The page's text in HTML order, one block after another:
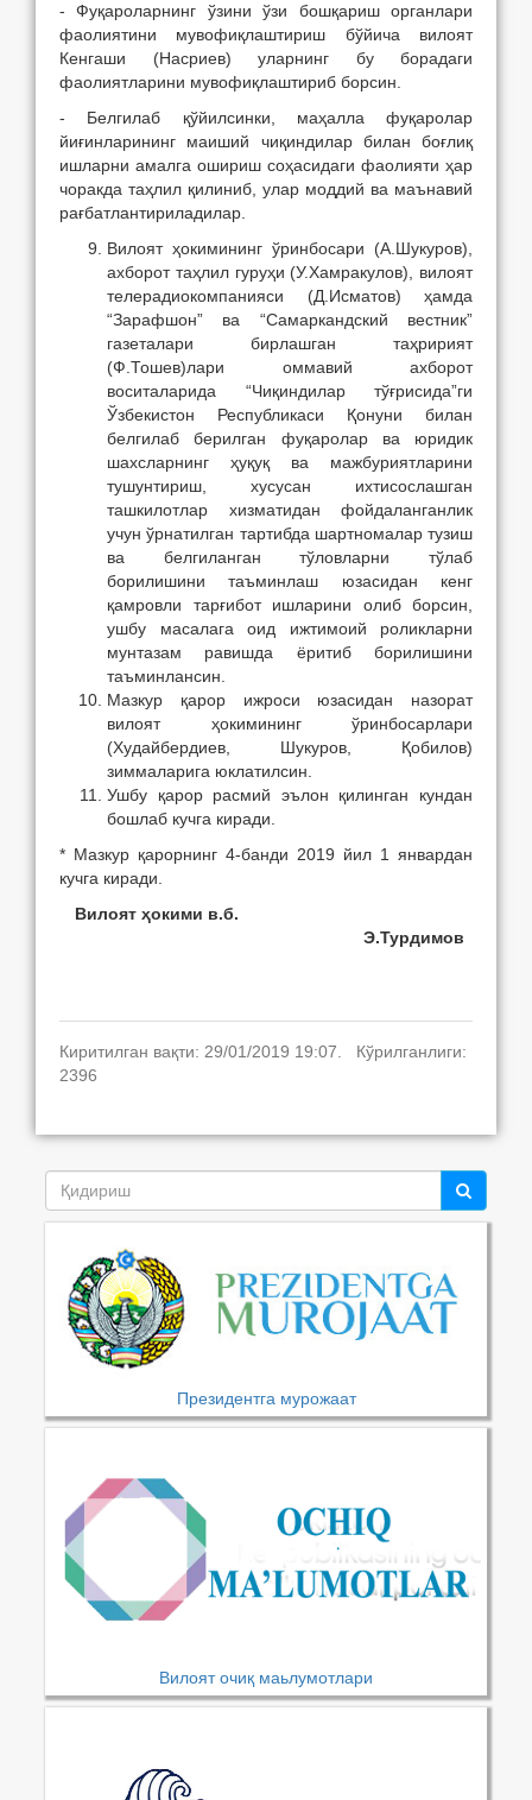
- Фуқароларнинг ўзини ўзи бошқариш органлари
фаолиятини мувофиқлаштириш бўйича вилоят
Кенгаши (Насриев) уларнинг бу борадаги
фаолиятларини мувофиқлаштириб борсин.
- Белгилаб қўйилсинки, маҳалла фуқаролар
йиғинларининг маиший чиқиндилар билан боғлиқ
ишларни амалга ошириш соҳасидаги фаолияти ҳар
чоракда таҳлил қилиниб, улар моддий ва маънавий
рағбатлантириладилар.
Вилоят ҳокимининг ўринбосари (А.Шукуров),
ахборот таҳлил гуруҳи (У.Хамракулов), вилоят
телерадиокомпанияси (Д.Исматов) ҳамда
“Зарафшон” ва “Самаркандский вестник”
газеталари бирлашган таҳририят
(Ф.Тошев)лари оммавий ахборот
воситаларида “Чиқиндилар тўғрисида”ги
Ўзбекистон Республикаси Қонуни билан
белгилаб берилган фуқаролар ва юридик
шахсларнинг ҳуқуқ ва мажбуриятларини
тушунтириш, хусусан ихтисослашган
ташкилотлар хизматидан фойдаланганлик
учун ўрнатилган тартибда шартномалар тузиш
ва белгиланган тўловларни тўлаб
борилишини таъминлаш юзасидан кенг
қамровли тарғибот ишларини олиб борсин,
ушбу масалага оид ижтимоий роликларни
мунтазам равишда ёритиб борилишини
таъминлансин.
Мазкур қарор ижроси юзасидан назорат
вилоят ҳокимининг ўринбосарлари
(Худайбердиев, Шукуров, Қобилов)
зиммаларига юклатилсин.
Ушбу қарор расмий эълон қилинган кундан
бошлаб кучга киради.
* Мазкур қарорнинг 4-банди 2019 йил 1 январдан
кучга киради.
Вилоят ҳокими в.б.
Э.Турдимов
Киритилган вақти: 29/01/2019 19:07. Кўрилганлиги:
2396
Президентга мурожаат
Вилоят очиқ маьлумотлари